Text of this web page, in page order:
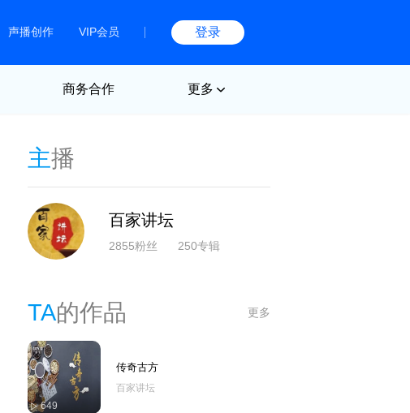
声播创作 VIP会员 登录
商务合作 更多
主播
百家讲坛
2855粉丝 250专辑
TA的作品 更多
649
传奇古方
百家讲坛